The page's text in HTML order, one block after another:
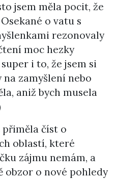
jsem měla pocit, že
o vatu s
rezonovaly
moc hezky
i to, že jsem si
zamyšlení nebo
aniž bych musela
číst o
oblastí, které
zájmu nemám, a
obzor o nové pohledy